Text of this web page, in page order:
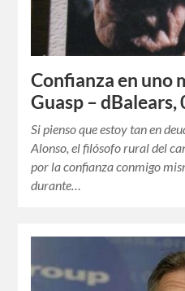
Confianza en uno
Guasp – dBalears,
Si pienso que estoy tan en
Alonso, el filósofo rural del
por la confianza conmigo
durante…